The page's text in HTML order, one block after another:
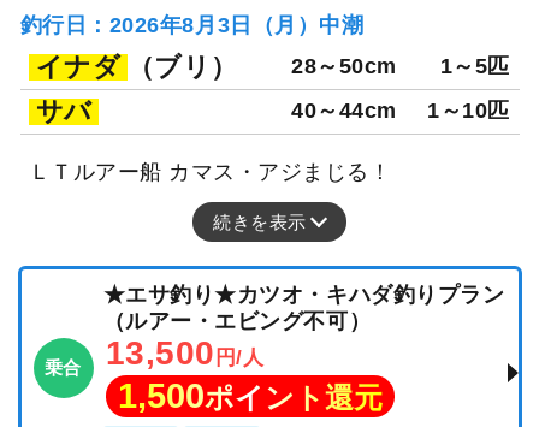
釣行日：2026年8月3日（月）中潮
イナダ （ブリ） 28～50cm 1～5匹
サバ 40～44cm 1～10匹
ＬＴルアー船 カマス・アジまじる！
続きを表示
乗合
★エサ釣り★カツオ・キハダ釣りプラン
（ルアー・エビング不可）
13,500 円/人
1,500ポイント還元